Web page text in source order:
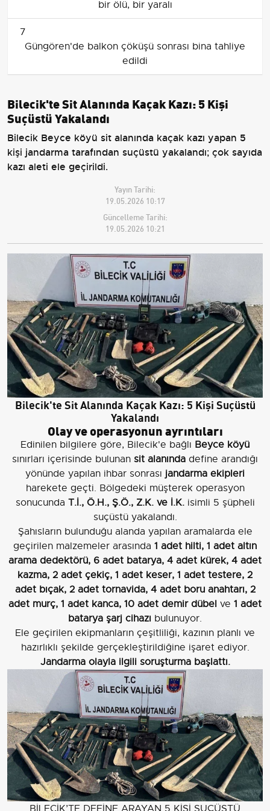
bir ölü, bir yaralı
7
Güngören'de balkon çöküşü sonrası bina tahliye
edildi
Bilecik'te Sit Alanında Kaçak Kazı: 5 Kişi
Suçüstü Yakalandı
Bilecik Beyce köyü sit alanında kaçak kazı yapan 5
kişi jandarma tarafından suçüstü yakalandı; çok sayıda
kazı aleti ele geçirildi.
Yayın Tarihi:
19.05.2026 10:17
Güncelleme Tarihi:
19.05.2026 10:21
Bilecik'te Sit Alanında Kaçak Kazı: 5 Kişi Suçüstü
Yakalandı
Olay ve operasyonun ayrıntıları
Edinilen bilgilere göre, Bilecik'e bağlı Beyce köyü
sınırları içerisinde bulunan sit alanında define arandığı
yönünde yapılan ihbar sonrası jandarma ekipleri
harekete geçti. Bölgedeki müşterek operasyon
sonucunda T.İ., Ö.H., Ş.Ö., Z.K. ve İ.K.isimli 5 şüpheli
suçüstü yakalandı.
Şahısların bulunduğu alanda yapılan aramalarda ele
geçirilen malzemeler arasında 1 adet hilti, 1 adet altın
arama dedektörü, 6 adet batarya, 4 adet kürek, 4 adet
kazma, 2 adet çekiç, 1 adet keser, 1 adet testere, 2
adet bıçak, 2 adet tornavida, 4 adet boru anahtarı, 2
adet murç, 1 adet kanca, 10 adet demir dübel ve 1 adet
batarya şarj cihazı bulunuyor.
Ele geçirilen ekipmanların çeşitliliği, kazının planlı ve
hazırlıklı şekilde gerçekleştirildiğine işaret ediyor.
Jandarma olayla ilgili soruşturma başlattı.
BİLECİK’TE DEFİNE ARAYAN 5 KİŞİ SUÇÜSTÜ